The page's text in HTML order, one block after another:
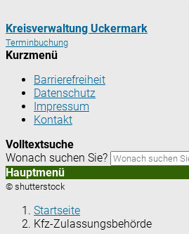
Kreisverwaltung Uckermark
Terminbuchung
Kurzmenü
Barrierefreiheit
Datenschutz
Impressum
Kontakt
Volltextsuche
Wonach suchen Sie?
Hauptmenü
© shutterstock
Startseite
Kfz-Zulassungsbehörde